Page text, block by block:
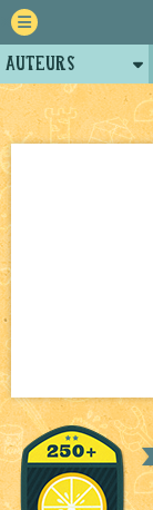
Auteurs
Retour
Forum
Projets
Tutoriels